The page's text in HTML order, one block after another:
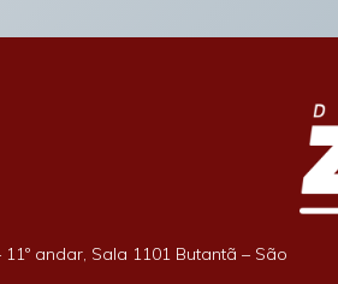
11º andar, Sala 1101 Butantã – São